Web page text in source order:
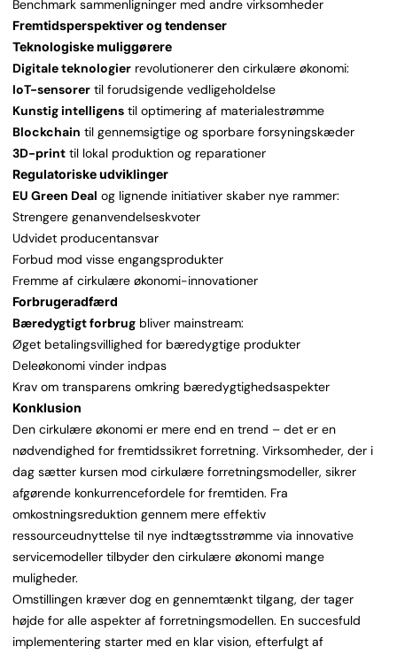
Benchmark sammenligninger med andre virksomheder
Fremtidsperspektiver og tendenser
Teknologiske muliggørere
Digitale teknologier revolutionerer den cirkulære økonomi:
IoT-sensorer til forudsigende vedligeholdelse
Kunstig intelligens til optimering af materialestrømme
Blockchain til gennemsigtige og sporbare forsyningskæder
3D-print til lokal produktion og reparationer
Regulatoriske udviklinger
EU Green Deal og lignende initiativer skaber nye rammer:
Strengere genanvendelseskvoter
Udvidet producentansvar
Forbud mod visse engangsprodukter
Fremme af cirkulære økonomi-innovationer
Forbrugeradfærd
Bæredygtigt forbrug bliver mainstream:
Øget betalingsvillighed for bæredygtige produkter
Deleøkonomi vinder indpas
Krav om transparens omkring bæredygtighedsaspekter
Konklusion
Den cirkulære økonomi er mere end en trend – det er en
nødvendighed for fremtidssikret forretning. Virksomheder, der i
dag sætter kursen mod cirkulære forretningsmodeller, sikrer
afgørende konkurrencefordele for fremtiden. Fra
omkostningsreduktion gennem mere effektiv
ressourceudnyttelse til nye indtægtsstrømme via innovative
servicemodeller tilbyder den cirkulære økonomi mange
muligheder.
Omstillingen kræver dog en gennemtænkt tilgang, der tager
højde for alle aspekter af forretningsmodellen. En succesfuld
implementering starter med en klar vision, efterfulgt af